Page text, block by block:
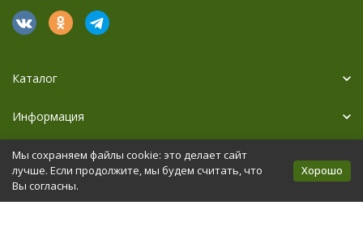
Каталог
Информация
Дополнительно
Политика персональных данных Карта сайта
Мы сохраняем файлы cookie: это делает сайт
лучше. Если продолжите, мы будем считать, что
Вы согласны.
Хорошо